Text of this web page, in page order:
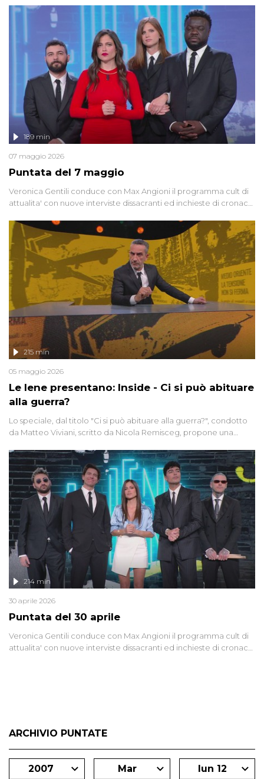
racconta l'universo delle narrazioni alternative, dei sospetti
globali e del complottismo che negli ultimi anni hanno invaso
social network, talk show, piazze digitali e immaginario collettivo.
Puntata del 7 maggio
189 min
07 maggio 2026
Veronica Gentili conduce con Max Angioni il programma cult di
attualita' con nuove interviste dissacranti ed inchieste di cronaca
Le Iene presentano: Inside - Ci si può abituare
alla guerra?
215 min
05 maggio 2026
Lo speciale, dal titolo "Ci si può abituare alla guerra?", condotto
da Matteo Viviani, scritto da Nicola Remisceg, propone una
di settore - su quanto la guerra sia diventata una realtà pervasiva.
Anche se l'Italia non è direttamente coinvolta in conflitti armati, il
contesto globale rende impossibile considerarla un fenomeno
lontano.
Puntata del 30 aprile
214 min
30 aprile 2026
Veronica Gentili conduce con Max Angioni il programma cult di
attualita' con nuove interviste dissacranti ed inchieste di cronaca
ARCHIVIO PUNTATE
2007 Mar lun 12